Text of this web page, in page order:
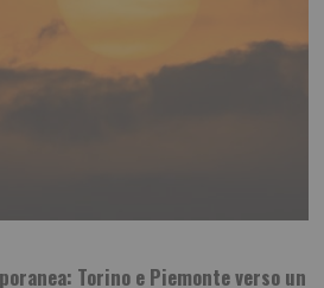
Torino e Piemonte verso un